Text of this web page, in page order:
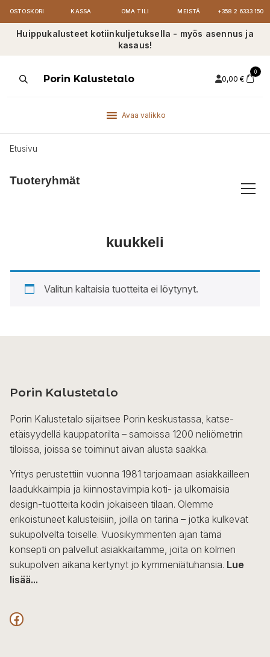
OSTOSKORI KASSA OMA TILI MEISTÄ +358 2 6333 150
Huippukalusteet kotiinkuljetuksella - myös asennus ja
kasaus!
ProductsPorin Kalustetalo 0,00 €
0
Avaa valikko
Etusivu
Tuoteryhmät
kuukkeli
Valitun kaltaisia tuotteita ei löytynyt.
Porin Kalustetalo
Porin Kalustetalo sijaitsee Porin keskustassa, katse-
etäisyydellä kauppatorilta – samoissa 1200 neliömetrin
tiloissa, joissa se toiminut aivan alusta saakka.
Yritys perustettiin vuonna 1981 tarjoamaan asiakkailleen
laadukkaimpia ja kiinnostavimpia koti- ja ulkomaisia
design-tuotteita kodin jokaiseen tilaan. Olemme
erikoistuneet kalusteisiin, joilla on tarina – jotka kulkevat
sukupolvelta toiselle. Vuosikymmenten ajan tämä
konsepti on palvellut asiakkaitamme, joita on kolmen
sukupolven aikana kertynyt jo kymmeniätuhansia. Lue
lisää...
F